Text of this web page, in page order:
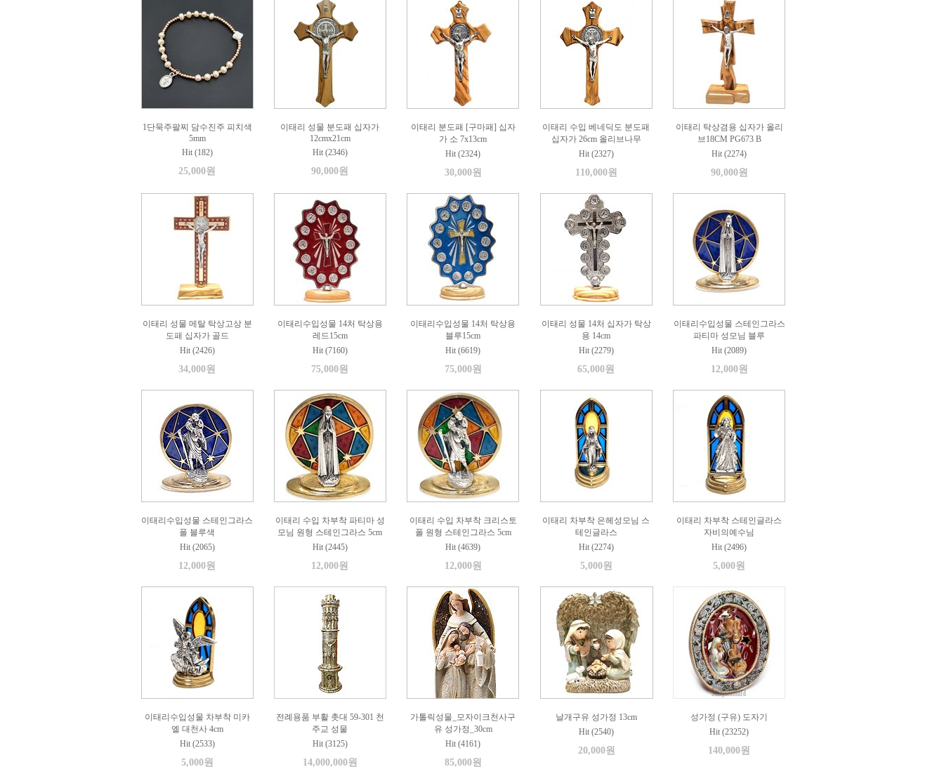
1단묵주팔찌 담수진주 피치색
5mm
Hit (182)
25,000원
이태리 성물 분도패 십자가
12cmx21cm
Hit (2346)
90,000원
이태리 분도패 [구마패] 십자
가 소 7x13cm
Hit (2324)
30,000원
이태리 수입 베네딕도 분도패
십자가 26cm 올리브나무
Hit (2327)
110,000원
이태리 탁상겸용 십자가 올리
브18CM PG673 B
Hit (2274)
90,000원
이태리 성물 메탈 탁상고상 분
도패 십자가 골드
Hit (2426)
34,000원
이태리수입성물 14처 탁상용
레드15cm
Hit (7160)
75,000원
이태리수입성물 14처 탁상용
블루15cm
Hit (6619)
75,000원
이태리 성물 14처 십자가 탁상
용 14cm
Hit (2279)
65,000원
이태리수입성물 스테인그라스
파티마 성모님 블루
Hit (2089)
12,000원
이태리수입성물 스테인그라스
폴 블루색
Hit (2065)
12,000원
이태리 수입 차부착 파티마 성
모님 원형 스테인그라스 5cm
Hit (2445)
12,000원
이태리 수입 차부착 크리스토
폴 원형 스테인그라스 5cm
Hit (4639)
12,000원
이태리 차부착 은헤성모님 스
테인글라스
Hit (2274)
5,000원
이태리 차부착 스테인글라스
자비의예수님
Hit (2496)
5,000원
이태리수입성물 차부착 미카
엘 대천사 4cm
Hit (2533)
5,000원
전례용품 부활 촛대 59-301 천
주교 성물
Hit (3125)
14,000,000원
가톨릭성물_모자이크천사구
유 성가정_30cm
Hit (4161)
85,000원
날개구유 성가정 13cm
Hit (2540)
20,000원
성가정 (구유) 도자기
Hit (23252)
140,000원